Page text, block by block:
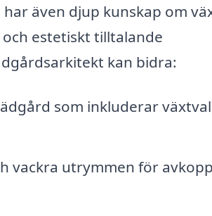
även djup kunskap om
estetiskt tilltalande
kan bidra:
som inkluderar
vackra utrymmen för